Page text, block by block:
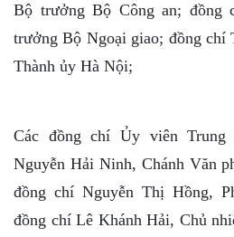
Bộ trưởng Bộ Công an; đồng
trưởng Bộ Ngoại giao; đồng
Thành ủy Hà Nội;
Các đồng chí Ủy viên
Nguyễn Hải Ninh, Chánh Văn
đồng chí Nguyễn Thị Hồng,
đồng chí Lê Khánh Hải, Chủ